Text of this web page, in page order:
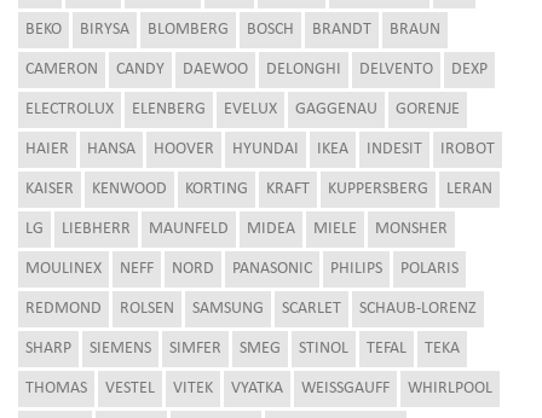
BEKO BIRYSA BLOMBERG BOSCH BRANDT BRAUN
CAMERON CANDY DAEWOO DELONGHI DELVENTO DEXP
ELECTROLUX ELENBERG EVELUX GAGGENAU GORENJE
HAIER HANSA HOOVER HYUNDAI IKEA INDESIT IROBOT
KAISER KENWOOD KORTING KRAFT KUPPERSBERG LERAN
LG LIEBHERR MAUNFELD MIDEA MIELE MONSHER
MOULINEX NEFF NORD PANASONIC PHILIPS POLARIS
REDMOND ROLSEN SAMSUNG SCARLET SCHAUB-LORENZ
SHARP SIEMENS SIMFER SMEG STINOL TEFAL TEKA
THOMAS VESTEL VITEK VYATKA WEISSGAUFF WHIRLPOOL